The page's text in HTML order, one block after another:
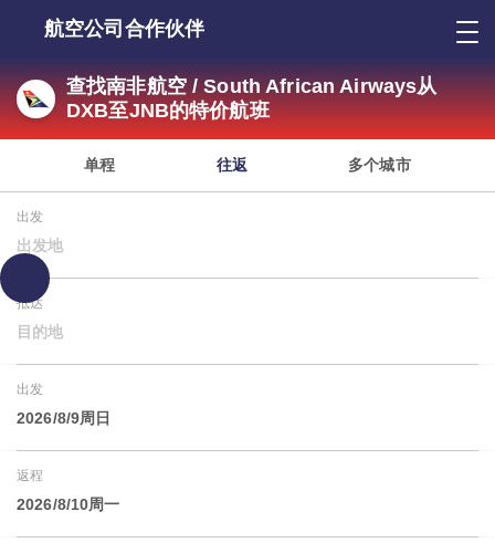
航空公司合作伙伴
查找南非航空 / South African Airways从
DXB至JNB的特价航班
单程 往返 多个城市
出发
出发地
抵达
目的地
出发
2026/8/9周日
返程
2026/8/10周一